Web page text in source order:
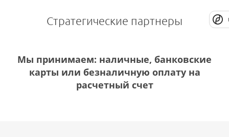
Стратегические партнеры
Мы принимаем: наличные, банковские
карты или безналичную оплату на
расчетный счет